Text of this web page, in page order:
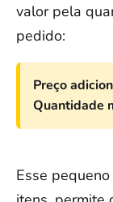
valor pela
pedido:
Preço
Quantidade
Esse